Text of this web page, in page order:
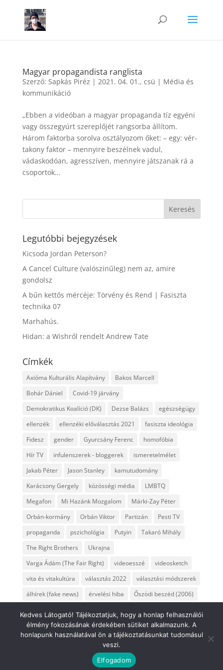
Magyar propagandista ranglista
Szerző: Sapkás Piréz | 2021. 04. 01., csü | Média és
kommunikáció
„Ebben a videóban a magyar propaganda tíz egyéni
vagy összegyúrt szereplőjét rangsorba állítom.
Három faktorba sorolva osztályozom őket: – egy: vér-
takony faktor – mennyire beszélnek vadul,
vádaskodóan, agresszíven, mennyire játszanak rá a
csoportok...
Legutóbbi bejegyzések
Kicsoda Jordan Peterson?
A Cancel Culture (valószínűleg) nem az, amire
gondolsz
A bűn kettős mércéje: Törvény és Rend | Fasiszta
technika 07
Marhahús.
Hidan: a Wishről rendelt Andrew Tate
Címkék
Axióma Kulturális Alapítvány
Bakos Marcell
Bohár Dániel
Covid-19 járvány
Demokratikus Koalíció (DK)
Dezse Balázs
egészségügy
ellenzék
ellenzéki előválasztás 2021
fasiszta ideológia
Fidesz
gender Gyurcsány Ferenc
homofóbia
Hír TV
infulenszerek - bloggerek
ismeretelmélet
Jakab Péter
Jason Stanley
kamutudomány
Karácsony Gergely
közösségi média
LMBTQ
Megafon
Mi Hazánk Mozgalom
Márki-Zay Péter
Orbán-kormány
Orbán Viktor Partizán
Pesti TV
propaganda
pszichológia Putyin
Takaró Mihály
The Right Brothers
Ukrajna
Varga Ádám (The Fair Right)
videoesszé
videosketch
vita és vitakultúra
választás 2022
választási módszerek
álhírek (fake news)
érvelési hiba Őszödi beszéd (2006)
Elegant Themes| Motor:
Kedves Látogató! Tájékoztatjuk, hogy a honlap felhasználói
élmény fokozásának érdekében sütiket alkalmazunk. A
honlapunk használatával ön a tájékoztatásunkat tudomásul
veszi.
Elfogadom